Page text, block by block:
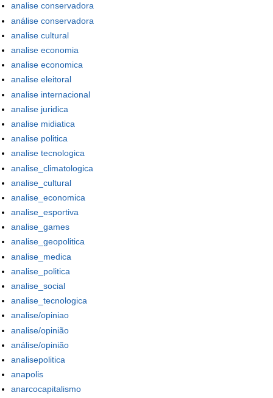
analise conservadora
análise conservadora
analise cultural
analise economia
analise economica
analise eleitoral
analise internacional
analise juridica
analise midiatica
analise politica
analise tecnologica
analise_climatologica
analise_cultural
analise_economica
analise_esportiva
analise_games
analise_geopolitica
analise_medica
analise_politica
analise_social
analise_tecnologica
analise/opiniao
analise/opinião
análise/opinião
analisepolitica
anapolis
anarcocapitalismo